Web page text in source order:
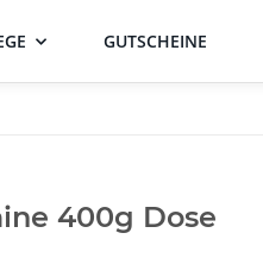
GUTSCHEINE
400g Dose